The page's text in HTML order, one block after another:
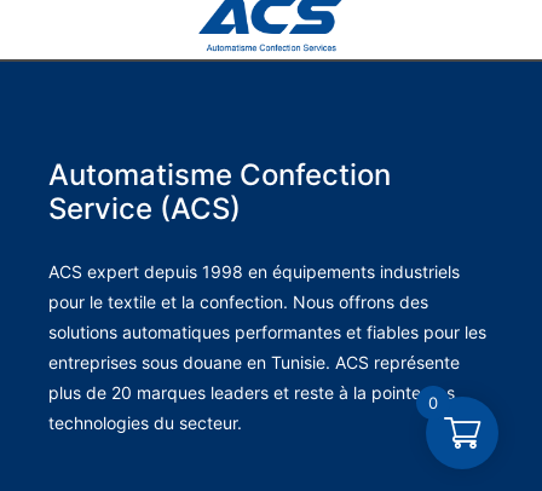
Automatisme Confection
Service (ACS)
ACS expert depuis 1998 en équipements industriels
pour le textile et la confection. Nous offrons des
solutions automatiques performantes et fiables pour les
entreprises sous douane en Tunisie. ACS représente
plus de 20 marques leaders et reste à la pointe des
technologies du secteur.
0